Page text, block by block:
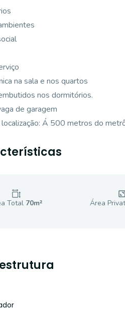
na sala e nos quartos
nos dormitórios.
de garagem
Á 500 metros do
Total 70m² Área